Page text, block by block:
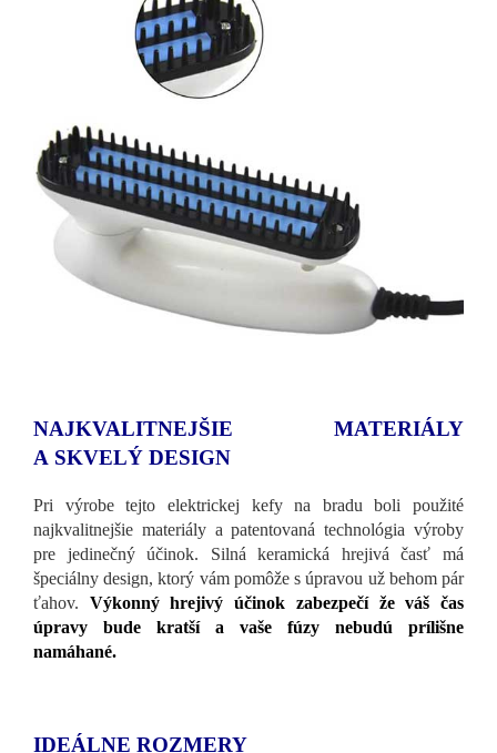
NAJKVALITNEJŠIE MATERIÁLY
A SKVELÝ DESIGN
Pri výrobe tejto elektrickej kefy na bradu boli použité
najkvalitnejšie materiály a patentovaná technológia výroby
pre jedinečný účinok. Silná keramická hrejivá časť má
špeciálny design, ktorý vám pomôže s úpravou už behom pár
ťahov. Výkonný hrejivý účinok zabezpečí že váš čas
úpravy bude kratší a vaše fúzy nebudú prílišne
namáhané.
IDEÁLNE ROZMERY